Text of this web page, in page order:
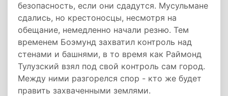
безопасность, если они сдадутся. Мусульмане
сдались, но крестоносцы, несмотря на
обещание, немедленно начали резню. Тем
временем Боэмунд захватил контроль над
стенами и башнями, в то время как Раймонд
Тулузский взял под свой контроль сам город.
Между ними разгорелся спор - кто же будет
править захваченными землями.